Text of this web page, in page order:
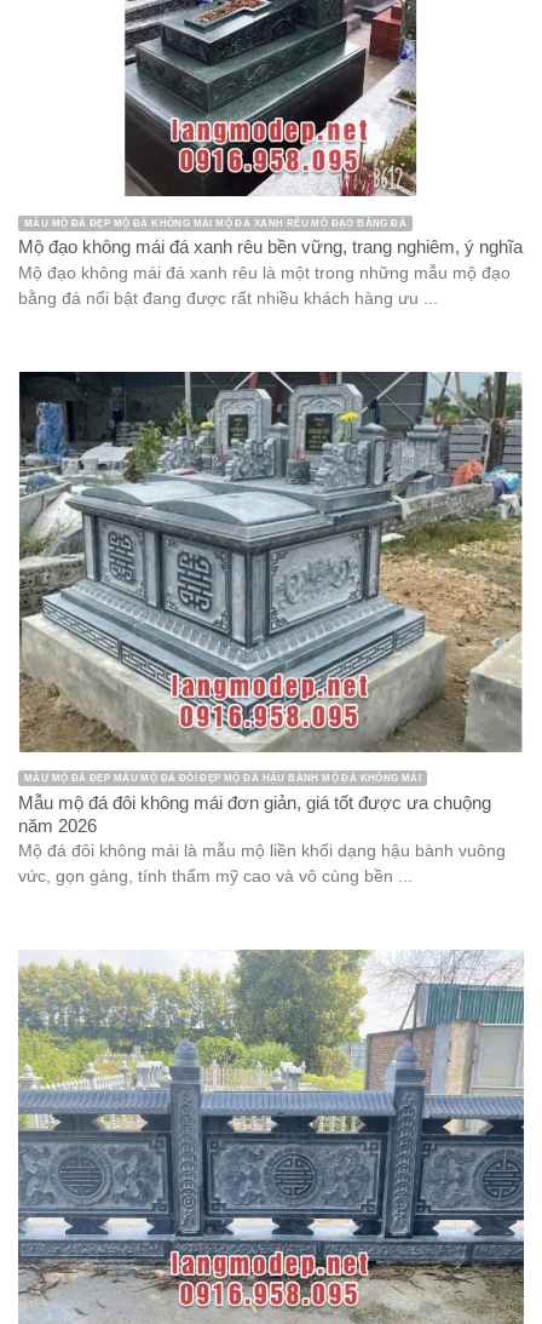
MẪU MỘ ĐÁ ĐẸP MỘ ĐÁ KHÔNG MÁI MỘ ĐÁ XANH RÊU MỘ ĐẠO BẰNG ĐÁ
Mộ đạo không mái đá xanh rêu bền vững, trang nghiêm, ý nghĩa
Mộ đạo không mái đá xanh rêu là một trong những mẫu mộ đạo
bằng đá nổi bật đang được rất nhiều khách hàng ưu ...
MẪU MỘ ĐÁ ĐẸP MẪU MỘ ĐÁ ĐÔI ĐẸP MỘ ĐÁ HẬU BÀNH MỘ ĐÁ KHÔNG MÁI
Mẫu mộ đá đôi không mái đơn giản, giá tốt được ưa chuộng
năm 2026
Mộ đá đôi không mái là mẫu mộ liền khối dạng hậu bành vuông
vức, gọn gàng, tính thẩm mỹ cao và vô cùng bền ...